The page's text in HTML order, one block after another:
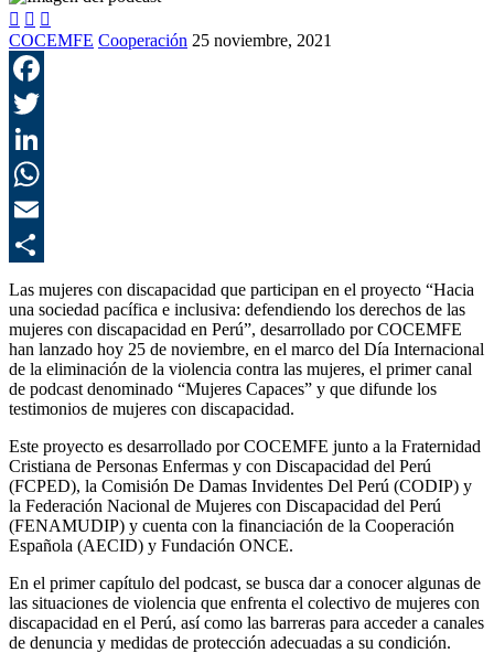
  
COCEMFE Cooperación 25 noviembre, 2021
Las mujeres con discapacidad que participan en el proyecto “Hacia
una sociedad pacífica e inclusiva: defendiendo los derechos de las
mujeres con discapacidad en Perú”, desarrollado por COCEMFE
han lanzado hoy 25 de noviembre, en el marco del Día Internacional
de la eliminación de la violencia contra las mujeres, el primer canal
de podcast denominado “Mujeres Capaces” y que difunde los
testimonios de mujeres con discapacidad.
Este proyecto es desarrollado por COCEMFE junto a la Fraternidad
Cristiana de Personas Enfermas y con Discapacidad del Perú
(FCPED), la Comisión De Damas Invidentes Del Perú (CODIP) y
la Federación Nacional de Mujeres con Discapacidad del Perú
(FENAMUDIP) y cuenta con la financiación de la Cooperación
Española (AECID) y Fundación ONCE.
En el primer capítulo del podcast, se busca dar a conocer algunas de
las situaciones de violencia que enfrenta el colectivo de mujeres con
discapacidad en el Perú, así como las barreras para acceder a canales
de denuncia y medidas de protección adecuadas a su condición.